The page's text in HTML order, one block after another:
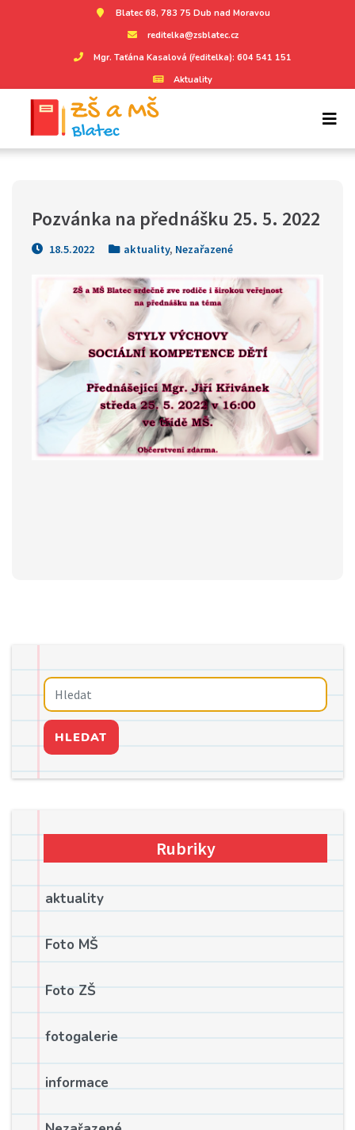
Blatec 68, 783 75 Dub nad Moravou
reditelka@zsblatec.cz
Mgr. Taťána Kasalová (ředitelka): 604 541 151
Aktuality
Pozvánka na přednášku 25. 5. 2022
18.5.2022 aktuality, Nezařazené
HLEDAT
Rubriky
aktuality
Foto MŠ
Foto ZŠ
fotogalerie
informace